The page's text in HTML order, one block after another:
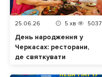
25.06.26 5 хв 5037
День народження у
Черкасах: ресторани,
де святкувати